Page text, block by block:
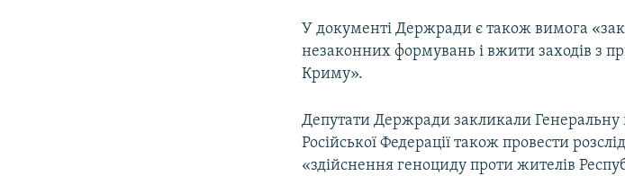
У документі Держради є також вимога
незаконних формувань і вжити заходів з
Криму».
Депутати Держради закликали Генеральну
Російської Федерації також провести
«здійснення геноциду проти жителів